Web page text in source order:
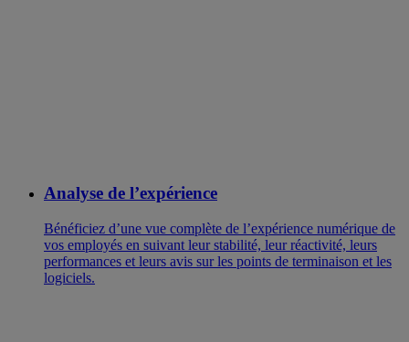
Analyse de l’expérience
Bénéficiez d’une vue complète de l’expérience numérique de
vos employés en suivant leur stabilité, leur réactivité, leurs
performances et leurs avis sur les points de terminaison et les
logiciels.